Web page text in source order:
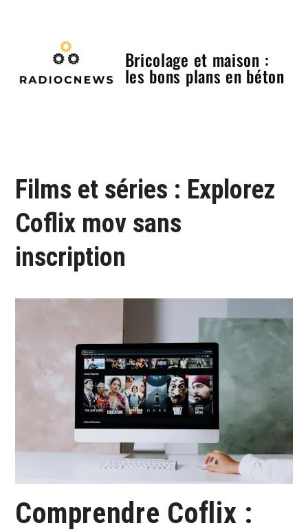
Bricolage et maison :
les bons plans en béton
Films et séries : Explorez
Coflix mov sans
inscription
Comprendre Coflix :